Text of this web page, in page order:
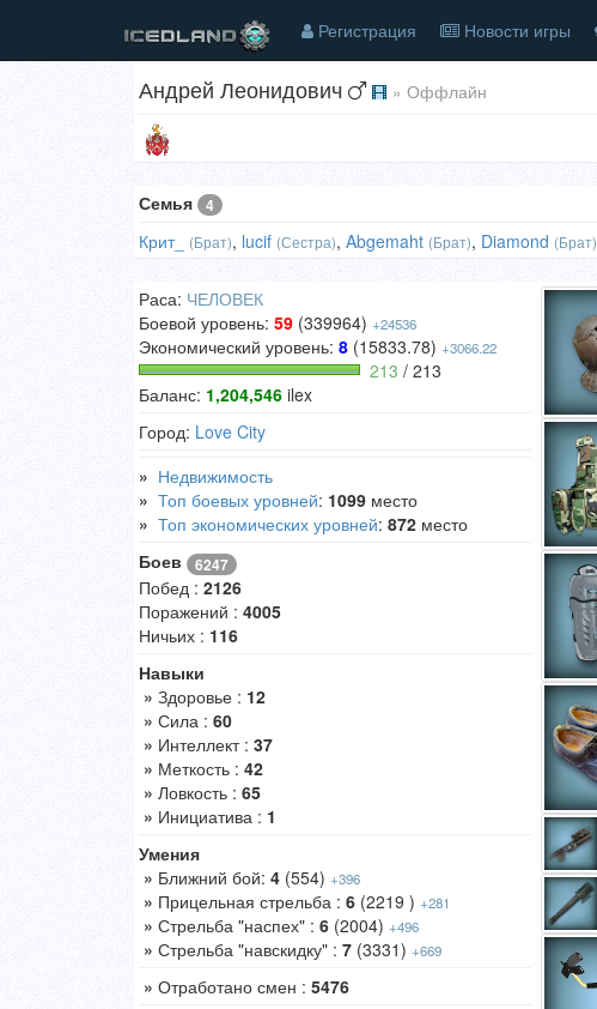
Регистрация Новости игры
Андрей Леонидович » Оффлайн
Семья 4
Крит_ (Брат), lucif (Сестра), Abgemaht (Брат), Diamond (Брат)
Раса: ЧЕЛОВЕК
Боевой уровень: 59 (339964) +24536
Экономический уровень: 8 (15833.78) +3066.22
213 / 213
Баланс: 1,204,546 ilex
Город: Love City
» Недвижимость
» Топ боевых уровней: 1099 место
» Топ экономических уровней: 872 место
Боев
6247
Побед : 2126
Поражений : 4005
Ничьих : 116
Навыки
» Здоровье : 12
» Сила : 60
» Интеллект : 37
» Меткость : 42
» Ловкость : 65
» Инициатива : 1
Умения
» Ближний бой: 4 (554) +396
» Прицельная стрельба : 6 (2219 ) +281
» Стрельба "наспех" : 6 (2004) +496
» Стрельба "навскидку" : 7 (3331) +669
» Отработано смен : 5476